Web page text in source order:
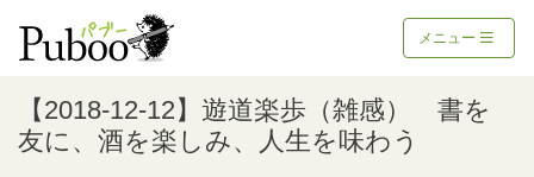
メニュー
【2018-12-12】遊道楽歩（雑感） 書を
友に、酒を楽しみ、人生を味わう